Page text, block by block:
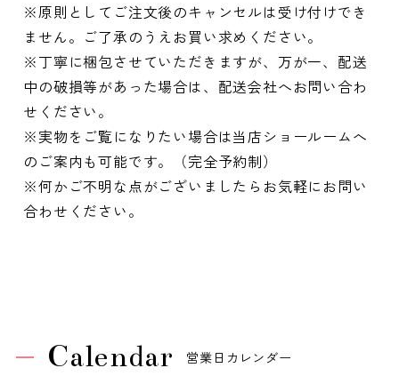
※原則としてご注文後のキャンセルは受け付けでき
ません。ご了承のうえお買い求めください。
※丁寧に梱包させていただきますが、万が一、配送
中の破損等があった場合は、配送会社へお問い合わ
せください。
※実物をご覧になりたい場合は当店ショールームへ
のご案内も可能です。（完全予約制）
※何かご不明な点がございましたらお気軽にお問い
合わせください。
Calendar 営業日カレンダー